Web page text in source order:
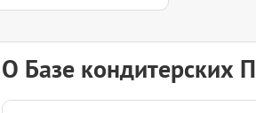
О Базе кондитерских